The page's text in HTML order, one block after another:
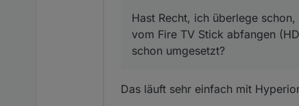
Hast Recht, ich überlege
vom Fire TV Stick abfangen
schon umgesetzt?
Das läuft sehr einfach mit